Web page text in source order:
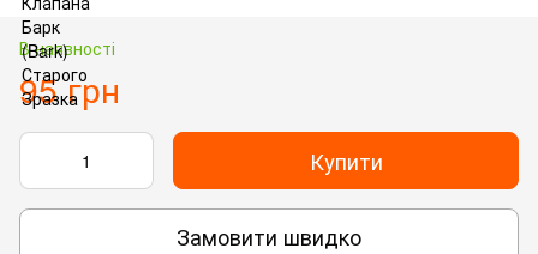
В наявності
95 грн
Купити
Замовити швидко